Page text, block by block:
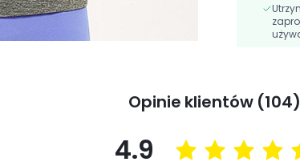
Opinie klientów (104)
4.9